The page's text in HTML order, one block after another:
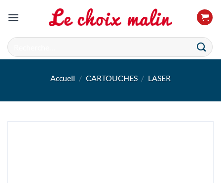
Recherche
pour :
Accueil / CARTOUCHES / LASER